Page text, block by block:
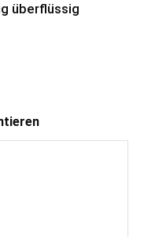
überflüssig